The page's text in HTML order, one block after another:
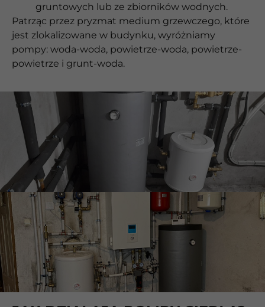
gruntowych lub ze zbiorników wodnych.
Patrząc przez pryzmat medium grzewczego, które
jest zlokalizowane w budynku, wyróżniamy
pompy: woda-woda, powietrze-woda, powietrze-
powietrze i grunt-woda.